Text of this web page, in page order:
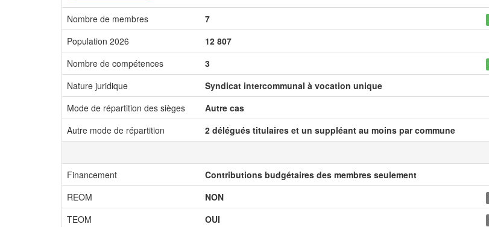
Nombre de membres 7
Population 2026
12 807
Nombre de compétences
3
Nature juridique
Syndicat intercommunal à vocation unique
Mode de répartition des sièges
Autre cas
Autre mode de répartition
2 délégués titulaires et un suppléant au moins par commune
Financement
Contributions budgétaires des membres seulement
REOM
NON
TEOM OUI